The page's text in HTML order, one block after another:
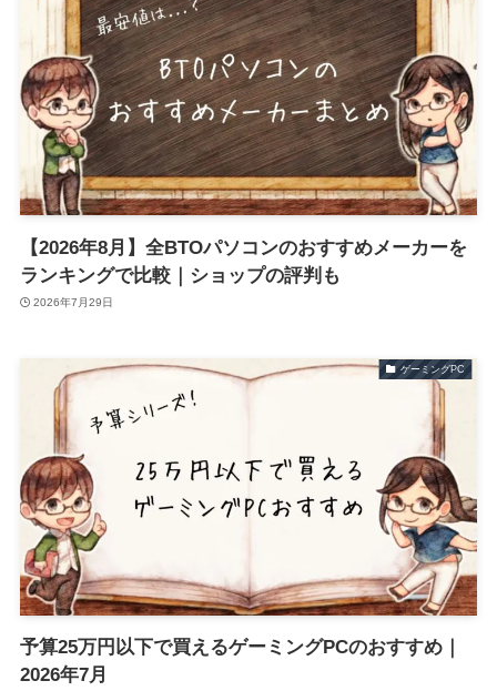
【2026年8月】全BTOパソコンのおすすめメーカーを
ランキングで比較｜ショップの評判も
2026年7月29日
ゲーミングPC
予算25万円以下で買えるゲーミングPCのおすすめ｜
2026年7月